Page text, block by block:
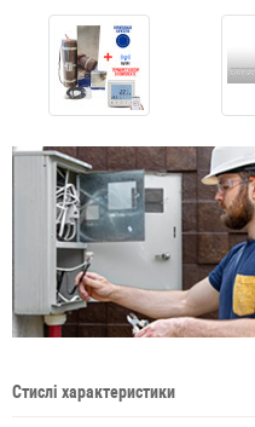
Стислі характеристики